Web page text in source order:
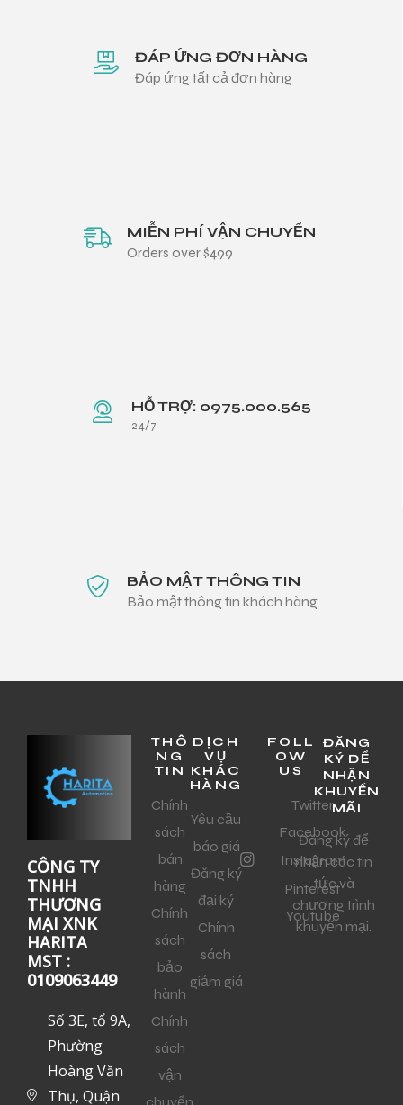
ĐÁP ỨNG ĐƠN HÀNG
Đáp ứng tất cả đơn hàng
MIỄN PHÍ VẬN CHUYỂN
Orders over $499
HỖ TRỢ: 0975.000.565
24/7
BẢO MẬT THÔNG TIN
Bảo mật thông tin khách hàng
CÔNG TY
TNHH
THƯƠNG
MẠI XNK
HARITA
MST :
0109063449
Số 3E, tổ 9A,
Phường
Hoàng Văn
Thụ, Quận
THÔ
NG
TIN
Chính
sách
bán
hàng
Chính
sách
bảo
hành
Chính
sách
vận
DỊCH
VỤ
KHÁC
HÀNG
Yêu cầu
báo giá
Đăng ký
đại ký
Chính
sách
giảm giá
FOLL
OW
US
Twitter
Facebook
Instagram
Pinterest
Youtube
ĐĂNG
KÝ ĐỂ
NHẬN
KHUYẾN
MÃI
Đăng ký để
nhận các tin
tức và
chương trình
khuyến mại.